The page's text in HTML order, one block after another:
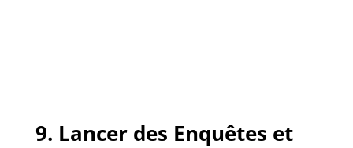
9. Lancer des Enquêtes et